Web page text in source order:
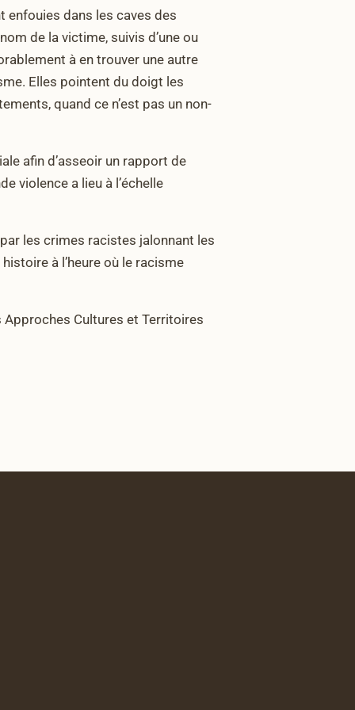
enfouies dans les caves des
de la victime, suivis d’une ou
à en trouver une autre
Elles pointent du doigt les
quand ce n’est pas un non-
afin d’asseoir un rapport de
violence a lieu à l’échelle
les crimes racistes jalonnant les
à l’heure où le racisme
Cultures et Territoires